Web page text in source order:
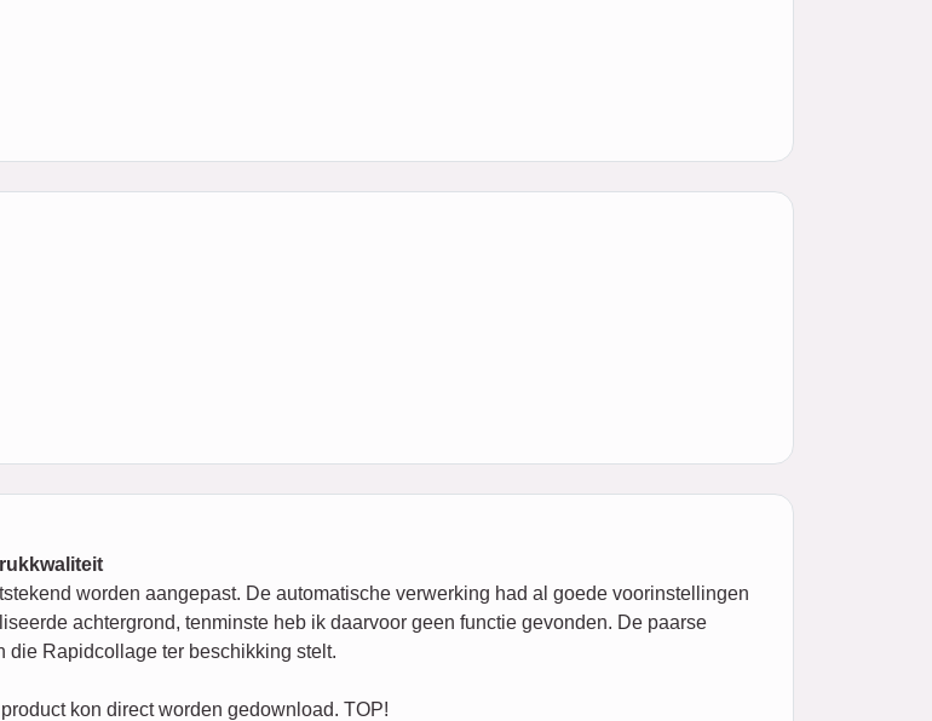
worden aangepast. De automatische verwerking had al goede voorinstellingen
achtergrond, tenminste heb ik daarvoor geen functie gevonden. De paarse
die Rapidcollage ter beschikking stelt.
kon direct worden gedownload. TOP!